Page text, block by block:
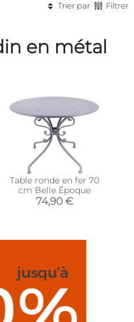
Trier par
Filtrer
en métal
Table ronde en fer 70
cm Belle Époque
74,90 €